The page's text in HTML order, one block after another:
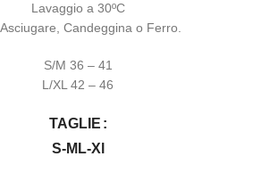
Lavaggio a 30ºC
Candeggina o Ferro.
S/M 36 – 41
L/XL 42 – 46
TAGLIE
S-M L-Xl